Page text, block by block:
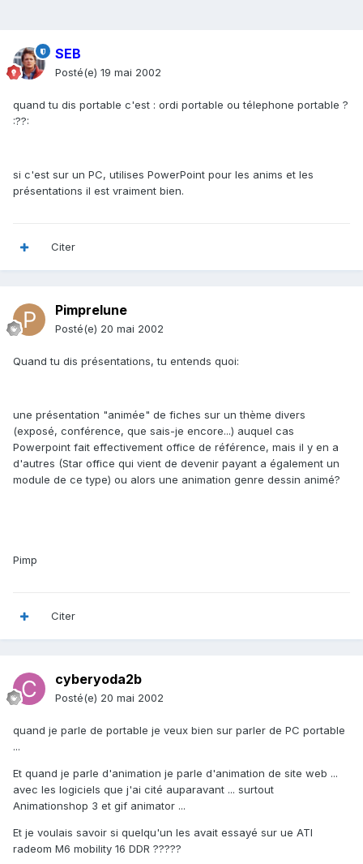
SEB
Posté(e) 19 mai 2002
quand tu dis portable c'est : ordi portable ou télephone portable ?
:??:
si c'est sur un PC, utilises PowerPoint pour les anims et les
présentations il est vraiment bien.
Citer
Pimprelune
Posté(e) 20 mai 2002
Quand tu dis présentations, tu entends quoi:
une présentation "animée" de fiches sur un thème divers
(exposé, conférence, que sais-je encore...) auquel cas
Powerpoint fait effectivement office de référence, mais il y en a
d'autres (Star office qui vient de devenir payant a également un
module de ce type) ou alors une animation genre dessin animé?
Pimp
Citer
cyberyoda2b
Posté(e) 20 mai 2002
quand je parle de portable je veux bien sur parler de PC portable
...
Et quand je parle d'animation je parle d'animation de site web ...
avec les logiciels que j'ai cité auparavant ... surtout
Animationshop 3 et gif animator ...
Et je voulais savoir si quelqu'un les avait essayé sur ue ATI
radeom M6 mobility 16 DDR ?????